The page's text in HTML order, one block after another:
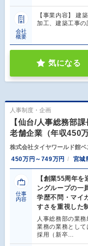
会社
概要
【事業内容】 建
加工、建築工事
気になる
人事制度・企画
【仙台/人事総務部
老舗企業（年収450
株式会社タイヤワールド館ベ
450万円～749万円
宮城
仕事
内容
【創業55周年
ングループの一
学歴不問・マイ
すさを重視した
人事総務部の業
業務の業務とし
採用（新卒…